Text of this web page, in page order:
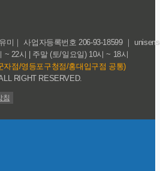
미｜ 사업자등록번호 206-93-18599 ｜
~ 22시 | 주말 (토/일요일) 10시 ~ 18시
자점/영등포구청점/홍대입구점 공통)
RIGHT RESERVED.
침